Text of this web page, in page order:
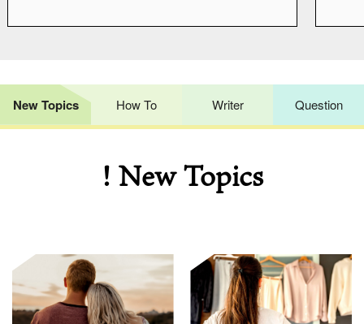
New Topics How To Writer Question
! New Topics